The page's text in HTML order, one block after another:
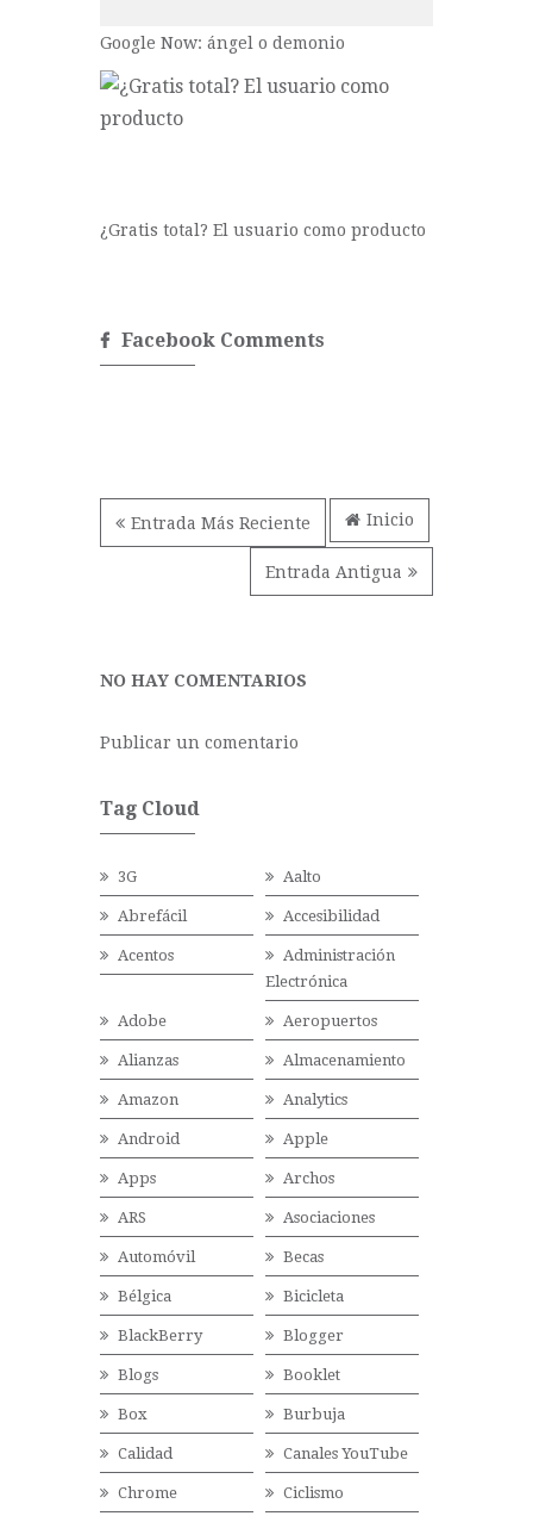
Google Now: ángel o demonio
¿Gratis total? El usuario como producto
Facebook Comments
Entrada Más Reciente
Entrada Antigua
Inicio
NO HAY COMENTARIOS
Publicar un comentario
Tag Cloud
3G Aalto
Abrefácil Accesibilidad
Acentos
Administración
Electrónica
Adobe Aeropuertos
Alianzas Almacenamiento
Amazon Analytics
Android Apple
Apps Archos
ARS Asociaciones
Automóvil Becas
Bélgica Bicicleta
BlackBerry Blogger
Blogs Booklet
Box Burbuja
Calidad Canales YouTube
Chrome Ciclismo